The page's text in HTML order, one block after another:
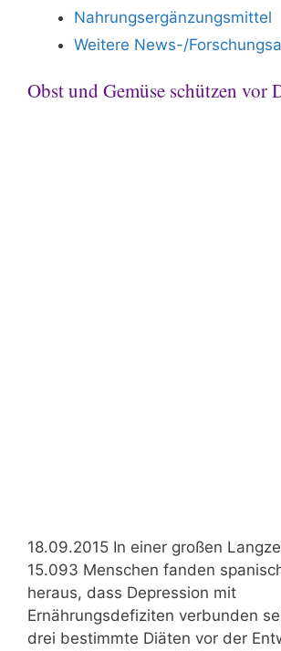
Nahrungsergänzungsmittel
Weitere News-/
Obst und Gemüse schützen vor
18.09.2015 In einer großen
15.093 Menschen fanden
heraus, dass Depression mit
Ernährungsdefiziten verbunden
drei bestimmte Diäten vor der